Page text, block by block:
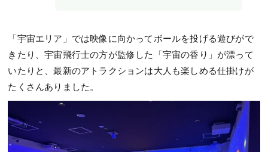
「宇宙エリア」では映像に向かってボールを投げる遊びがで
きたり、宇宙飛行士の方が監修した「宇宙の香り」が漂って
いたりと、最新のアトラクションは大人も楽しめる仕掛けが
たくさんありました。